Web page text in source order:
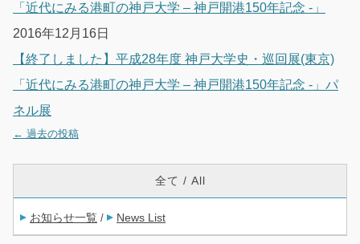
「近代にみる港町の神戸大学 – 神戸開港150年記念 -」
2016年12月16日
【終了しました】平成28年度 神戸大学史・巡回展(東京)
「近代にみる港町の神戸大学 – 神戸開港150年記念 -」パ
ネル展
投稿ナビゲーション
← 過去の投稿
全て / All
お知らせ一覧 / News List